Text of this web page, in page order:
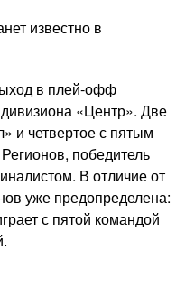
известно в
в плей-офф
«Центр». Две
и четвертое с пятым
победитель
В отличие от
уже предопределена:
с пятой командой